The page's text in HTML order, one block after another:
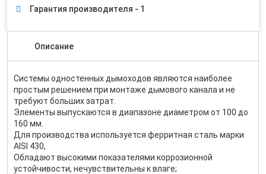
Гарантия производителя - 1
Описание
Системы одностенных дымоходов являются наиболее
простым решением при монтаже дымового канала и не
требуют больших затрат.
Элементы выпускаются в диапазоне диаметром от 100 до
160 мм.
Для производства используется ферритная сталь марки
AISI 430,
Обладают высокими показателями коррозионной
устойчивости, нечувствительны к влаге;